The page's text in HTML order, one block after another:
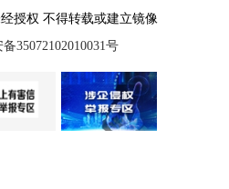
授权 不得转载或建立镜像
35072102010031号